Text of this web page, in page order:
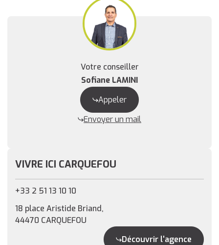
Votre conseiller
Sofiane LAMINI
Appeler
Envoyer un mail
VIVRE ICI CARQUEFOU
+33 2 51 13 10 10
18 place Aristide Briand,
44470 CARQUEFOU
Découvrir l'agence